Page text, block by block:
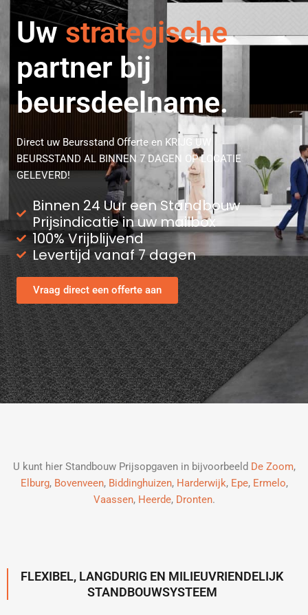
Uw strategische
flexibele
partner bij
beursdeelname.
Direct uw Beursstand Offerte en KRIJG UW
BEURSSTAND AL BINNEN 7 DAGEN OP LOCATIE
GELEVERD!
Binnen 24 Uur een Standbouw
Prijsindicatie in uw mailbox
100% Vrijblijvend
Levertijd vanaf 7 dagen
Vraag direct een offerte aan
U kunt hier Standbouw Prijsopgaven in bijvoorbeeld De Zoom,
Elburg, Bovenveen, Biddinghuizen, Harderwijk, Epe, Ermelo,
Vaassen, Heerde, Dronten.
FLEXIBEL, LANGDURIG EN MILIEUVRIENDELIJK
STANDBOUWSYSTEEM